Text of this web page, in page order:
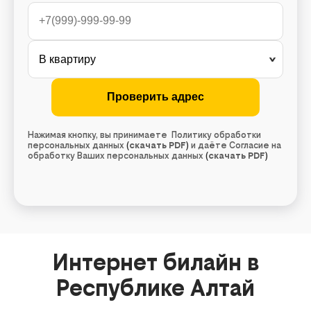
Нажимая кнопку, вы принимаете Политику обработки
персональных данных (скачать PDF) и даёте Согласие на
обработку Ваших персональных данных (скачать PDF)
Интернет билайн в
Республике Алтай